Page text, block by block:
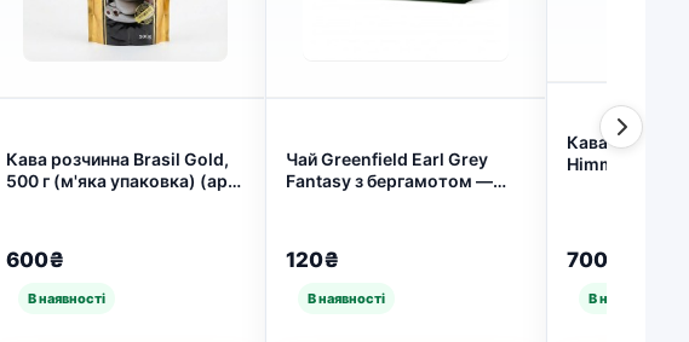
Кава розчинна Brasil Gold,
500 г (м'яка упаковка) (арт.
600₴
Чай Greenfield Earl Grey
Fantasy з бергамотом —
120₴
Кава
Himmlische у
700₴